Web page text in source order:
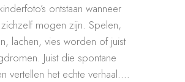
ontstaan wanneer
mogen zijn. Spelen,
lachen, vies worden of juist
Juist die spontane
vertellen het echte verhaal.…